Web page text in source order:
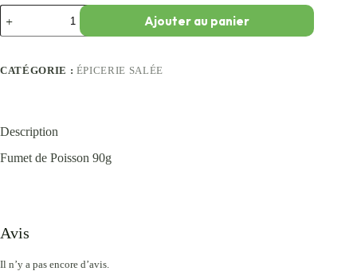
Ajouter au panier
CATÉGORIE : ÉPICERIE SALÉE
Description
Fumet de Poisson 90g
Avis
Il n’y a pas encore d’avis.